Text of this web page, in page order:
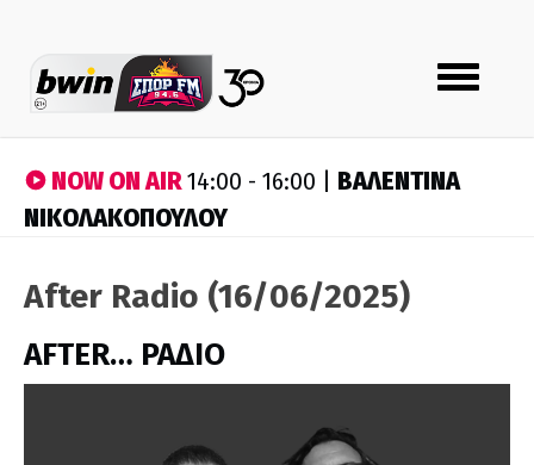
Toggle
navigation
NOW ON AIR14:00 - 16:00 | ΒΑΛΕΝΤΙΝΑ
ΝΙΚΟΛΑΚΟΠΟΥΛΟΥ
After Radio (16/06/2025)
AFTER… ΡΑΔΙΟ